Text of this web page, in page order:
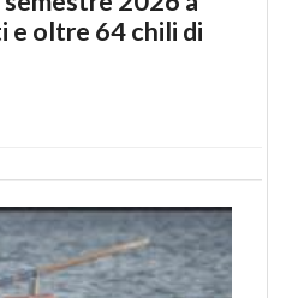
e oltre 64 chili di